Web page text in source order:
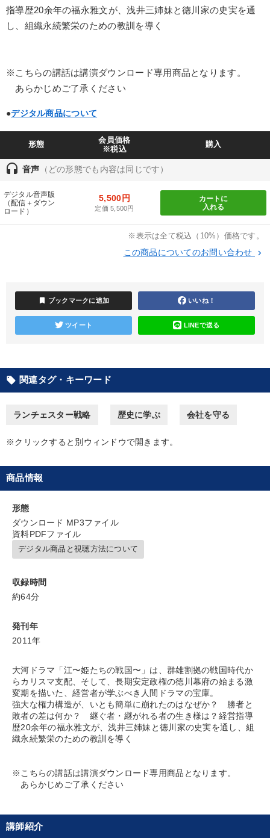
【2月】音声・映像 【4月】音声・映像
製造業 卸売・小売・飲食業 建設・不動産業
キーワード
広報・PR 資産運用 不動産 リベラルアーツ
資産保全 早分かり
しいただけます
カテゴリー
オーナー社長の「現場力の経営」＋現場の「儲ける力」をさらに
高める教材２選
【最新刊】時代を超える経営150の言葉＋社長のスピーチ・話材
2025年春季全国経営者セミナー収録講演ＣＤ・講演ＤＶＤ・デジ
タル版（音声／動画ストリーミング・ダウンロード）
改善・生産性向上
社員が自律的に動き出す組織づくり
目的別
経営を改善したい
発想力を磨きたい 販売力を強化したい
キーワード
IT・デジタル活用 中小企業
指導歴20余年の福永雅文が、浅井三姉妹と徳川家の史実を通
し、組織永続繁栄のための教訓を導く
※こちらの講話は講演ダウンロード専用商品となります。
あらかじめご了承ください
●デジタル商品について
形態
会員価格
※税込
購入
headset 音声 （どの形態でも内容は同じです）
デジタル音声版
（配信＋ダウン
ロード）
5,500円
定価 5,500円
カートに
入れる
※表示は全て税込（10%）価格です。
この商品についてのお問い合わせ keyboard_arrow_right
bookmark ブックマークに追加 いいね！
ツイート LINEで送る
local_offer 関連タグ・キーワード
ランチェスター戦略 歴史に学ぶ 会社を守る
※クリックすると別ウィンドウで開きます。
商品情報
形態
ダウンロード MP3ファイル
資料PDFファイル
デジタル商品と視聴方法について
収録時間
約64分
発刊年
2011年
大河ドラマ「江〜姫たちの戦国〜」は、群雄割拠の戦国時代か
らカリスマ支配、そして、長期安定政権の徳川幕府の始まる激
変期を描いた、経営者が学ぶべき人間ドラマの宝庫。
強大な権力構造が、いとも簡単に崩れたのはなぜか？ 勝者と
敗者の差は何か？ 継ぐ者・継がれる者の生き様は？経営指導
歴20余年の福永雅文が、浅井三姉妹と徳川家の史実を通し、組
織永続繁栄のための教訓を導く
※こちらの講話は講演ダウンロード専用商品となります。
あらかじめご了承ください
講師紹介